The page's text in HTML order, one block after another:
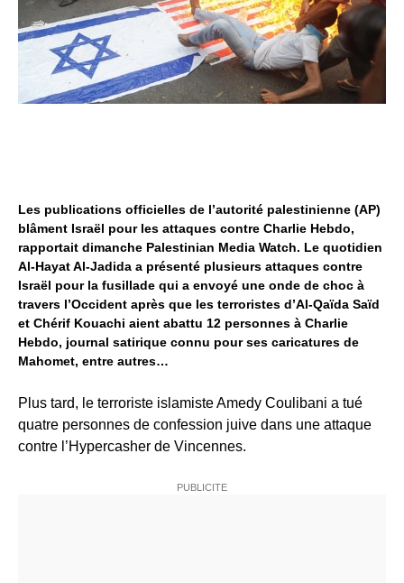
Les publications officielles de l’autorité palestinienne (AP)
blâment Israël pour les attaques contre Charlie Hebdo,
rapportait dimanche Palestinian Media Watch. Le quotidien
Al-Hayat Al-Jadida a présenté plusieurs attaques contre
Israël pour la fusillade qui a envoyé une onde de choc à
travers l’Occident après que les terroristes d’Al-Qaïda Saïd
et Chérif Kouachi aient abattu 12 personnes à Charlie
Hebdo, journal satirique connu pour ses caricatures de
Mahomet, entre autres…
Plus tard, le terroriste islamiste Amedy Coulibani a tué
quatre personnes de confession juive dans une attaque
contre l’Hypercasher de Vincennes.